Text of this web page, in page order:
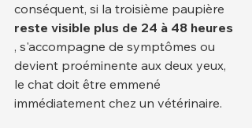
conséquent, si la troisième paupière
reste visible plus de 24 à 48 heures
, s'accompagne de symptômes ou
devient proéminente aux deux yeux,
le chat doit être emmené
immédiatement chez un vétérinaire.